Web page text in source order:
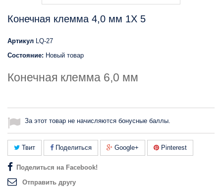
Конечная клемма 4,0 мм 1X 5
Артикул LQ-27
Состояние: Новый товар
Конечная клемма 6,0 мм
За этот товар не начисляются бонусные баллы.
Твит Поделиться Google+ Pinterest
Поделиться на Facebook!
Отправить другу